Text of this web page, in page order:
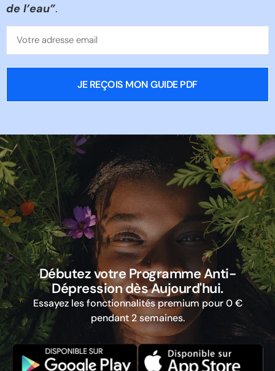
de l’eau”.
JE REÇOIS MON GUIDE PDF
Débutez votre Programme Anti-
Dépression dès Aujourd'hui.
Essayez les fonctionnalités premium pour 0 €
pendant 2 semaines.